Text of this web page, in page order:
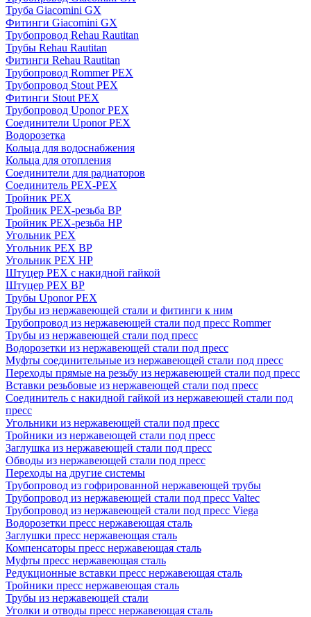
Труба Giacomini GX
Фитинги Giacomini GX
Трубопровод Rehau Rautitan
Трубы Rehau Rautitan
Фитинги Rehau Rautitan
Трубопровод Rommer PEX
Трубопровод Stout PEX
Фитинги Stout PEX
Трубопровод Uponor PEX
Соединители Uponor PEX
Водорозетка
Кольца для водоснабжения
Кольца для отопления
Соединители для радиаторов
Соединитель PEX-PEX
Тройник PEX
Тройник PEX-резьба ВР
Тройник PEX-резьба НР
Угольник PEX
Угольник PEX ВР
Угольник PEX НР
Штуцер PEX c накидной гайкой
Штуцер PEX ВР
Трубы Uponor PEX
Трубы из нержавеющей стали и фитинги к ним
Трубопровод из нержавеющей стали под пресс Rommer
Трубы из нержавеющей стали под пресс
Водорозетки из нержавеющей стали под пресс
Муфты соединительные из нержавеющей стали под пресс
Переходы прямые на резьбу из нержавеющей стали под пресс
Вставки резьбовые из нержавеющей стали под пресс
Соединитель с накидной гайкой из нержавеющей стали под
пресс
Угольники из нержавеющей стали под пресс
Тройники из нержавеющей стали под пресс
Заглушка из нержавеющей стали под пресс
Обводы из нержавеющей стали под пресс
Переходы на другие системы
Трубопровод из гофрированной нержавеющей трубы
Трубопровод из нержавеющей стали под пресс Valtec
Трубопровод из нержавеющей стали под пресс Viega
Водорозетки пресс нержавеющая сталь
Заглушки пресс нержавеющая сталь
Компенсаторы пресс нержавеющая сталь
Муфты пресс нержавеющая сталь
Редукционные вставки пресс нержавеющая сталь
Тройники пресс нержавеющая сталь
Трубы из нержавеющей стали
Уголки и отводы пресс нержавеющая сталь